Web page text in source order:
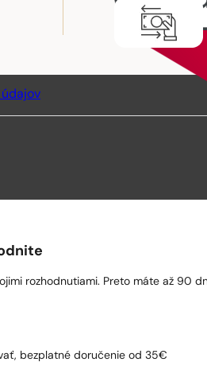
rozhodnutiami. Preto máte až 90
bezplatné doručenie od 35€